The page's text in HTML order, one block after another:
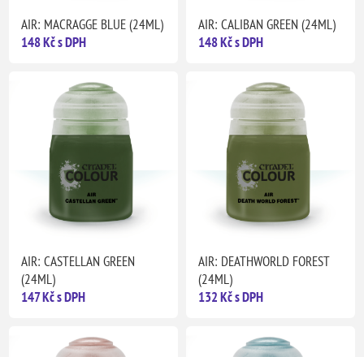
AIR: MACRAGGE BLUE (24ML)
148 Kč s DPH
AIR: CALIBAN GREEN (24ML)
148 Kč s DPH
AIR: CASTELLAN GREEN
(24ML)
147 Kč s DPH
AIR: DEATHWORLD FOREST
(24ML)
132 Kč s DPH